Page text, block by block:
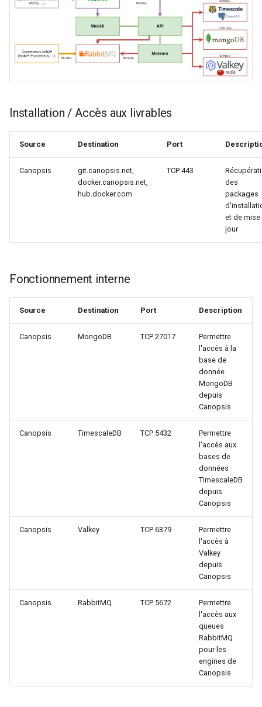
Installation / Accès aux livrables
Source Destination Port
Canopsis
git.canopsis.net,
docker.canopsis.net,
hub.docker.com
TCP 443
des
packages
et de mise
jour
Fonctionnement interne
Source Destination Port Description
Canopsis MongoDB TCP 27017
Permettre
l'accès à la
base de
donnée
MongoDB
depuis
Canopsis
Canopsis TimescaleDB TCP 5432
Permettre
l'accès aux
bases de
données
TimescaleDB
depuis
Canopsis
Canopsis Valkey TCP 6379
Permettre
l'accès à
Valkey
depuis
Canopsis
Canopsis RabbitMQ TCP 5672
Permettre
l'accès aux
queues
RabbitMQ
pour les
engines de
Canopsis